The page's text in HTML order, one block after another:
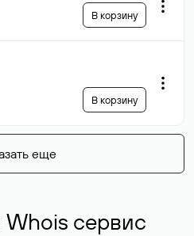
В корзину
В корзину
еще
Whois сервис